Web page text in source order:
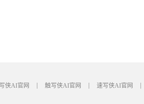
侠AI官网 触写侠AI官网 速写侠AI官网